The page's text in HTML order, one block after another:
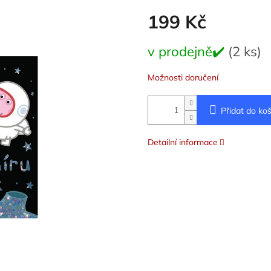
199 Kč
cena:
v prodejně✔️ (2 ks)
Možnosti doručení
Přidat do
Detailní informace